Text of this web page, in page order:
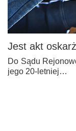
Jest akt
Do Sądu
jego 20-letniej…